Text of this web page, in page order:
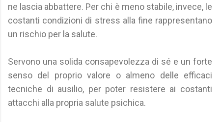
ne lascia abbattere. Per chi è meno stabile, invece, le
costanti condizioni di stress alla fine rappresentano
un rischio per la salute.
Servono una solida consapevolezza di sé e un forte
senso del proprio valore o almeno delle efficaci
tecniche di ausilio, per poter resistere ai costanti
attacchi alla propria salute psichica.